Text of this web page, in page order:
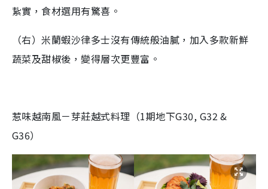
紥實，食材選用有驚喜。
（右）米蘭蝦沙律多士沒有傳統般油膩，加入多款新鮮
蔬菜及甜椒後，變得層次更豐富。
惹味越南風－芽莊越式料理（1期地下G30, G32 &
G36）